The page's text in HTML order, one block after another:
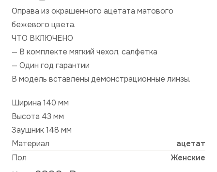
Оправа из окрашенного ацетата матового
бежевого цвета.
ЧТО ВКЛЮЧЕНО
— В комплекте мягкий чехол, салфетка
— Один год гарантии
В модель вставлены демонстрационные линзы.
Ширина 140 мм
Высота 43 мм
Заушник 148 мм
Материал
ацетат
Пол
Женские